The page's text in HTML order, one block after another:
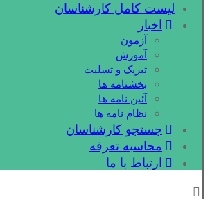
لیست کامل کارشناسان
اخبار
آزمون
آموزش
تبریک و تسلیت
بخشنامه ها
آئین نامه ها
نظام نامه ها
جستجو کارشناسان
محاسبه تعرفه
ارتباط با ما